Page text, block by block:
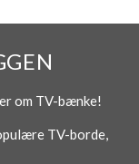
om TV-bænke!
TV-borde,